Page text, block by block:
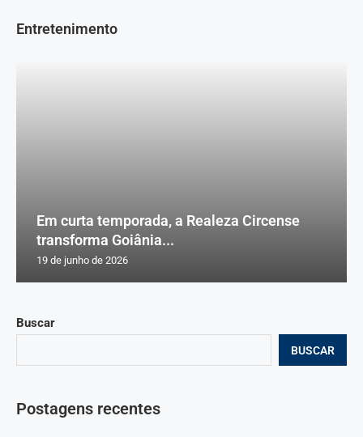
Buscar
BUSCAR
Postagens recentes
Entretenimento
Em curta temporada, a Realeza Circense
transforma Goiânia...
19 de junho de 2026